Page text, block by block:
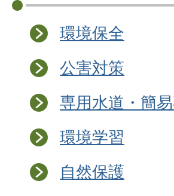
環境保全
公害対策
専用水道・簡
環境学習
自然保護